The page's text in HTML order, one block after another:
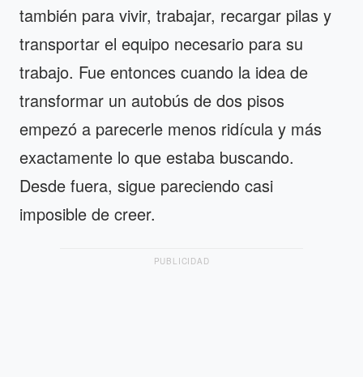
también para vivir, trabajar, recargar pilas y
transportar el equipo necesario para su
trabajo. Fue entonces cuando la idea de
transformar un autobús de dos pisos
empezó a parecerle menos ridícula y más
exactamente lo que estaba buscando.
Desde fuera, sigue pareciendo casi
imposible de creer.
PUBLICIDAD